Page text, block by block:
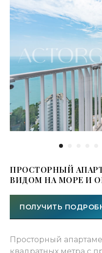
ПРОСТОРНЫЙ
ВИДОМ НА МОРЕ И
ПОЛУЧИТЬ
Просторный
ГЛАВНОЕ
ОГРОМНЫЙ БАЛКОН ДЛЯ